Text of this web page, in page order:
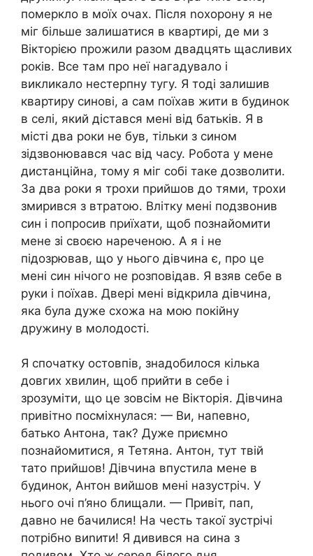
померкло в моїх очах. Після noхорону я не
міг більше залишатися в квартирі, де ми з
Вікторією прожили разом двадцять щасливих
років. Все там про неї нагадувало і
викликало нестерпну тугу. Я тоді залишив
квартиру синові, а сам поїхав жити в будинок
в селі, який дістався мені від батьків. Я в
місті два роки не був, тільки з сином
зідзвонювався час від часу. Робота у мене
дистанційна, тому я міг собі таке дозволити.
За два роки я трохи прийшов до тями, трохи
змирився з втратою. Влітку мені подзвонив
син і попросив приїхати, щоб познайомити
мене зі своєю нареченою. А я і не
підозрював, що у нього дівчина є, про це
мені син нічого не розповідав. Я взяв себе в
руки і поїхав. Двері мені відкрила дівчина,
яка була дуже схожа на мою покійну
дружину в молодості.
Я спочатку остовпів, знадобилося кілька
довгих хвилин, щоб прийти в себе і
зрозуміти, що це зовсім не Вікторія. Дівчина
привітно посміхнулася: — Ви, напевно,
батько Антона, так? Дуже приємно
познайомитися, я Тетяна. Антон, тут твій
тато прийшов! Дівчина впустила мене в
будинок, Антон вийшов мені назустріч. У
нього очі п’яно блищали. — Привіт, пап,
давно не бачилися! На честь такої зустрічі
потрібно виnити! Я дивився на сина з